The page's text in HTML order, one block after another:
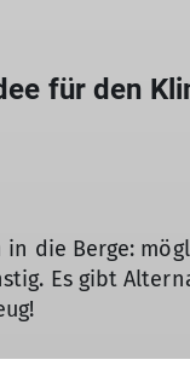
für den
die Berge:
Es gibt